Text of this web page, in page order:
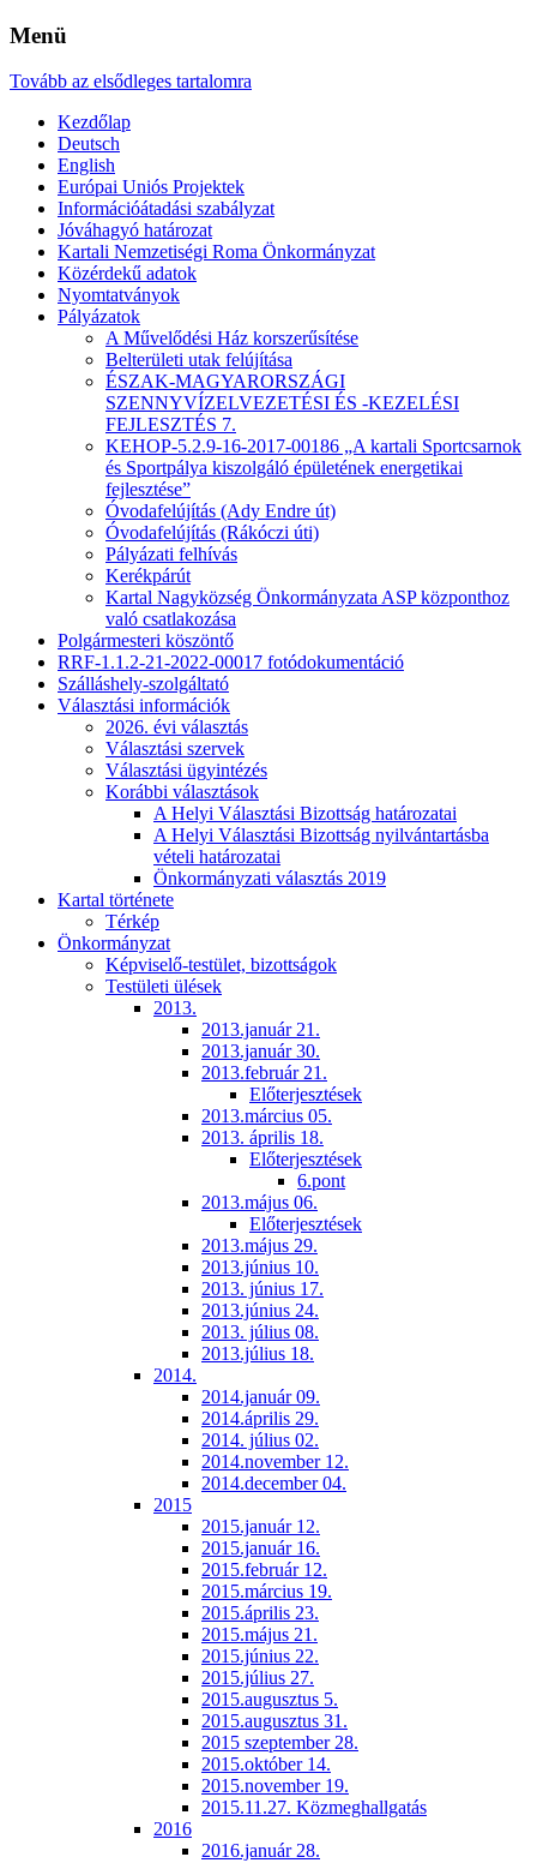
Menü
Tovább az elsődleges tartalomra
Kezdőlap
Deutsch
English
Európai Uniós Projektek
Információátadási szabályzat
Jóváhagyó határozat
Kartali Nemzetiségi Roma Önkormányzat
Közérdekű adatok
Nyomtatványok
Pályázatok
A Művelődési Ház korszerűsítése
Belterületi utak felújítása
ÉSZAK-MAGYARORSZÁGI
SZENNYVÍZELVEZETÉSI ÉS -KEZELÉSI
FEJLESZTÉS 7.
KEHOP-5.2.9-16-2017-00186 „A kartali Sportcsarnok
és Sportpálya kiszolgáló épületének energetikai
fejlesztése”
Óvodafelújítás (Ady Endre út)
Óvodafelújítás (Rákóczi úti)
Pályázati felhívás
Kerékpárút
Kartal Nagyközség Önkormányzata ASP központhoz
való csatlakozása
Polgármesteri köszöntő
RRF-1.1.2-21-2022-00017 fotódokumentáció
Szálláshely-szolgáltató
Választási információk
2026. évi választás
Választási szervek
Választási ügyintézés
Korábbi választások
A Helyi Választási Bizottság határozatai
A Helyi Választási Bizottság nyilvántartásba
vételi határozatai
Önkormányzati választás 2019
Kartal története
Térkép
Önkormányzat
Képviselő-testület, bizottságok
Testületi ülések
2013.
2013.január 21.
2013.január 30.
2013.február 21.
Előterjesztések
2013.március 05.
2013. április 18.
Előterjesztések
6.pont
2013.május 06.
Előterjesztések
2013.május 29.
2013.június 10.
2013. június 17.
2013.június 24.
2013. július 08.
2013.július 18.
2014.
2014.január 09.
2014.április 29.
2014. július 02.
2014.november 12.
2014.december 04.
2015
2015.január 12.
2015.január 16.
2015.február 12.
2015.március 19.
2015.április 23.
2015.május 21.
2015.június 22.
2015.július 27.
2015.augusztus 5.
2015.augusztus 31.
2015 szeptember 28.
2015.október 14.
2015.november 19.
2015.11.27. Közmeghallgatás
2016
2016.január 28.